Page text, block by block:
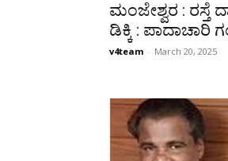
ಮಂಜೇಶ್ವರ : ರಸ್ತೆ
ಡಿಕ್ಕಿ : ಪಾದಾಚಾರಿ
v4team - March 20, 2025